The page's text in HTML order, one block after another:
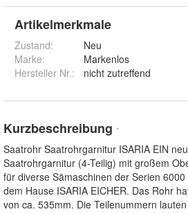
Artikelmerkmale
Zustand:
Neu
Marke:
Markenlos
Hersteller Nr.:
nicht zutreffend
Kurzbeschreibung *
Saatrohr Saatrohrgarnitur ISARIA EIN
Saatrohrgarnitur (4-Teilig) mit großem
für diverse Sämaschinen der Serien
dem Hause ISARIA EICHER. Das Rohr
von ca. 535mm. Die Teilenummern